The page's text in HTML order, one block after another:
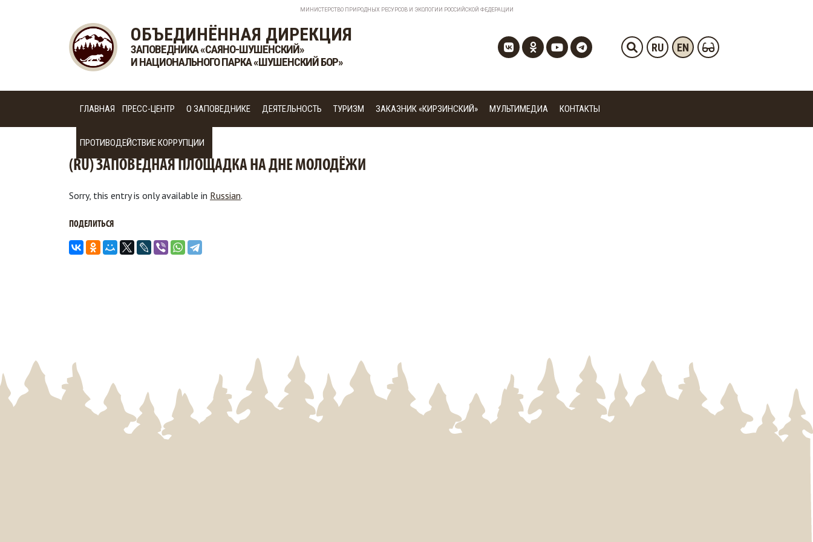
МИНИСТЕРСТВО ПРИРОДНЫХ РЕСУРСОВ И ЭКОЛОГИИ РОССИЙСКОЙ ФЕДЕРАЦИИ
ОБЪЕДИНЁННАЯ ДИРЕКЦИЯ
ЗАПОВЕДНИКА «САЯНО-ШУШЕНСКИЙ»
И НАЦИОНАЛЬНОГО ПАРКА «ШУШЕНСКИЙ БОР»
RU EN
ГЛАВНАЯ ПРЕСС-ЦЕНТР О ЗАПОВЕДНИКЕ ДЕЯТЕЛЬНОСТЬ ТУРИЗМ ЗАКАЗНИК «КИРЗИНСКИЙ» МУЛЬТИМЕДИА КОНТАКТЫ
ПРОТИВОДЕЙСТВИЕ КОРРУПЦИИ
(RU) ЗАПОВЕДНАЯ ПЛОЩАДКА НА ДНЕ МОЛОДЁЖИ
Sorry, this entry is only available in Russian.
ПОДЕЛИТЬСЯ